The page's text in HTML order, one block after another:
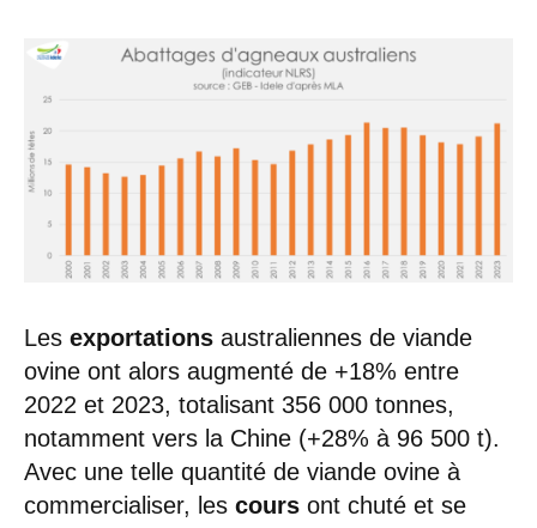
Les exportations australiennes de viande
ovine ont alors augmenté de +18% entre
2022 et 2023, totalisant 356 000 tonnes,
notamment vers la Chine (+28% à 96 500 t).
Avec une telle quantité de viande ovine à
commercialiser, les cours ont chuté et se